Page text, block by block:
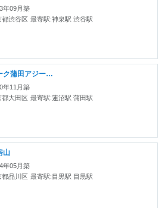
年09月築
都渋谷区 最寄駅:神泉駅 渋谷駅
アークマーク蒲田アジールコート
年11月築
都大田区 最寄駅:蓮沼駅 蒲田駅
山
年05月築
都品川区 最寄駅:目黒駅 目黒駅